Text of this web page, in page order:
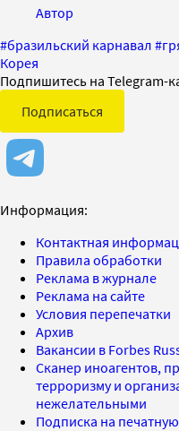
Автор
#бразильский карнавал #
Корея
Подпишитесь на Telegram-
Подписаться
Информация:
Контактная
Правила обработки
Реклама в журнале
Реклама на сайте
Условия перепечатки
Архив
Вакансии в Forbes
Сканер иноагентов,
терроризму и
нежелательными
Подписка на